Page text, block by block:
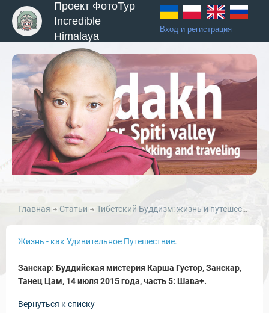
Проект ФотоТур
Incredible
Himalaya
Вход и регистрация
Главная Статьи Тибетский Буддизм: жизнь и путешествия в культуре Тибетского буддизма.
Жизнь - как Удивительное Путешествие.
Занскар: Буддийская мистерия Карша Густор, Занскар,
Танец Цам, 14 июля 2015 года, часть 5: Шава+.
Вернуться к списку